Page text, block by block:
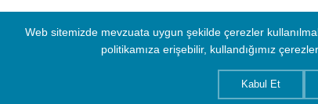
Web sitemizde mevzuata uygun şekilde çerezler
politikamıza erişebilir, kullandığımız
Kabul Et
Bilgi Güvenliği Politikası Veri Sorumlusuna Başvuru Çerez